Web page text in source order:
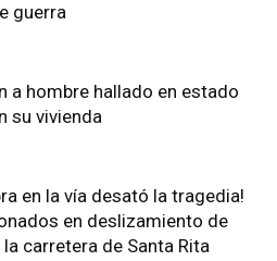
guerra
a hombre hallado en estado
su vivienda
en la vía desató la tragedia!
en deslizamiento de
carretera de Santa Rita